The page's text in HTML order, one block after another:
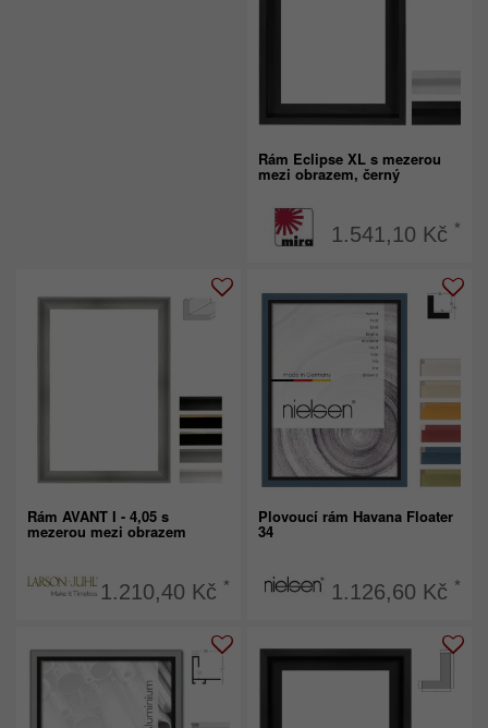
Rám Eclipse XL s mezerou
mezi obrazem, černý
1.541,10 Kč *
Rám AVANT I - 4,05 s
mezerou mezi obrazem
1.210,40 Kč *
Plovoucí rám Havana Floater
34
1.126,60 Kč *